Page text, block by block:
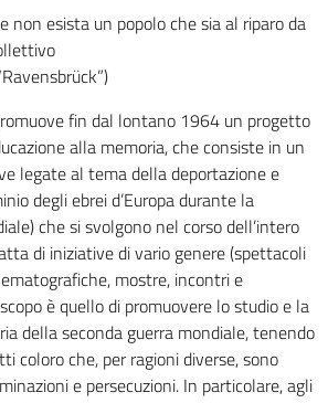
non esista un popolo che sia al riparo da
fin dal lontano 1964 un progetto
alla memoria, che consiste in un
legate al tema della deportazione e
degli ebrei d’Europa durante la
che si svolgono nel corso dell’intero
di iniziative di vario genere (spettacoli
mostre, incontri e
è quello di promuovere lo studio e la
della seconda guerra mondiale, tenendo
coloro che, per ragioni diverse, sono
e persecuzioni. In particolare, agli